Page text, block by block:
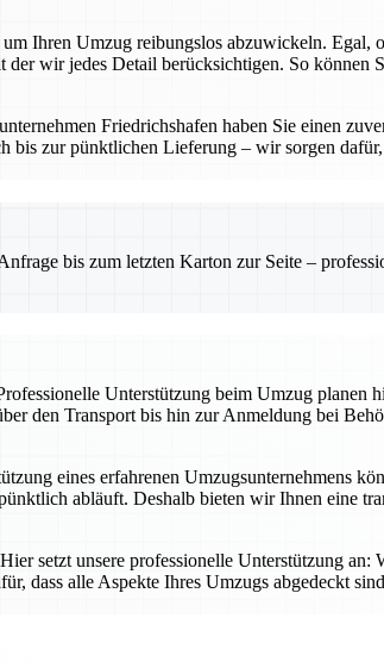
Ihren Umzug reibungslos abzuwickeln. Egal,
wir jedes Detail berücksichtigen. So können
Friedrichshafen haben Sie einen
zur pünktlichen Lieferung – wir sorgen
bis zum letzten Karton zur Seite –
Unterstützung beim Umzug planen
den Transport bis hin zur Anmeldung bei
eines erfahrenen Umzugsunternehmens
abläuft. Deshalb bieten wir Ihnen eine
setzt unsere professionelle Unterstützung an:
dass alle Aspekte Ihres Umzugs abgedeckt